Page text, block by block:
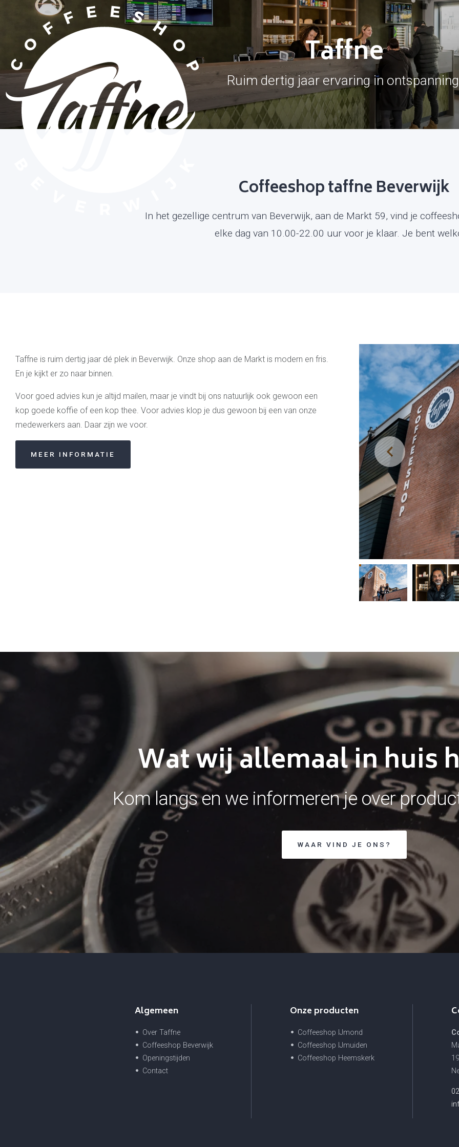
Taffne
Ruim dertig jaar ervaring in
Coffeeshop taffne Beverwijk
In het gezellige centrum van Beverwijk, aan de Markt 59, vind je
elke dag van 10.00-22.00 uur voor je klaar. Je bent
Taffne is ruim dertig jaar dé plek in Beverwijk. Onze shop aan de Markt is modern en fris.
En je kijkt er zo naar binnen.
Voor goed advies kun je altijd mailen, maar je vindt bij ons natuurlijk ook gewoon een
kop goede koffie of een kop thee. Voor advies klop je dus gewoon bij een van onze
medewerkers aan. Daar zijn we voor.
MEER INFORMATIE
Wat wij allemaal in huis
Kom langs en we informeren je over
WAAR VIND JE ONS?
Algemeen
Over Taffne
Coffeeshop Beverwijk
Openingstijden
Contact
Onze producten
Coffeeshop IJmond
Coffeeshop IJmuiden
Coffeeshop Heemskerk